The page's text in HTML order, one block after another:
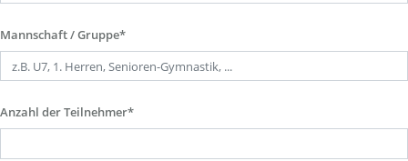
Mannschaft / Gruppe*
Anzahl der Teilnehmer*